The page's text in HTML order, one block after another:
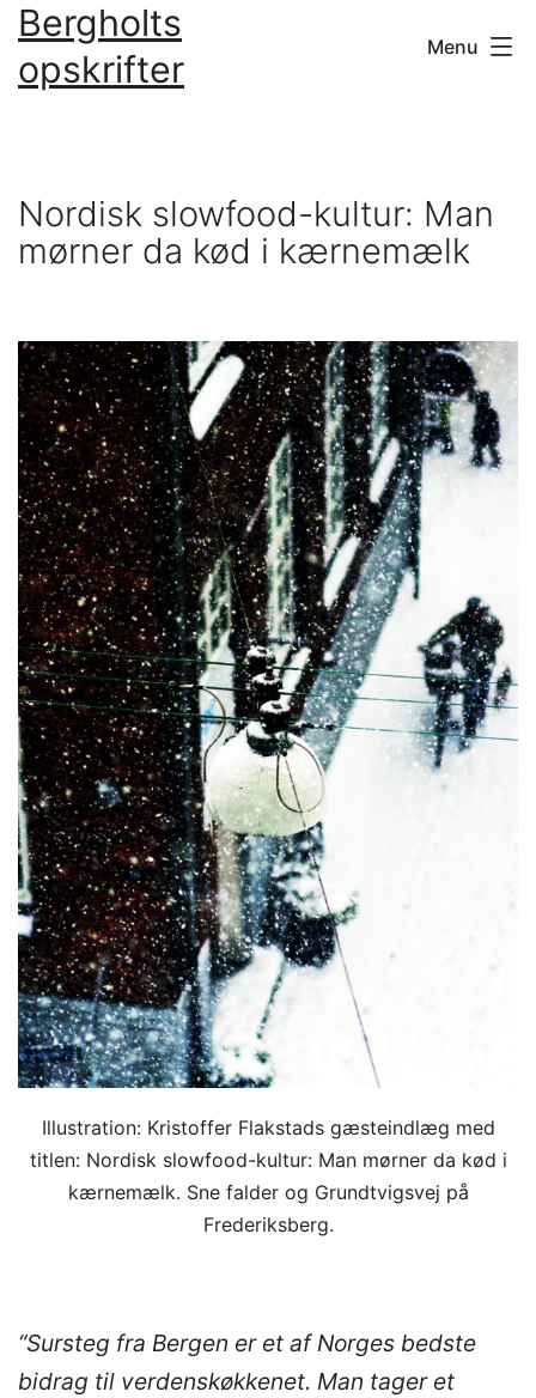
Fortsæt
indhold
Bergholts
opskrifter
Menu
Nordisk slowfood-kultur: Man
mørner da kød i kærnemælk
Illustration: Kristoffer Flakstads gæsteindlæg med
titlen: Nordisk slowfood-kultur: Man mørner da kød i
kærnemælk. Sne falder og Grundtvigsvej på
Frederiksberg.
“Sursteg fra Bergen er et af Norges bedste
bidrag til verdenskøkkenet. Man tager et